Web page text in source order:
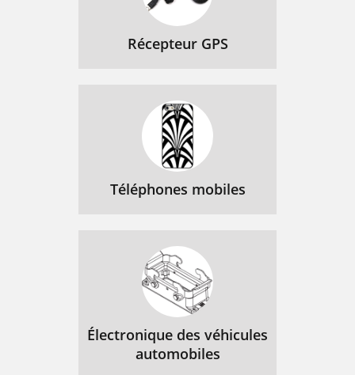
Récepteur GPS
Téléphones mobiles
Électronique des véhicules
automobiles